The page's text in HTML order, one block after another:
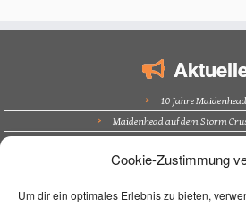
Cookie-Zustimmung
Um dir ein optimales Erlebnis zu bieten,
10 Jahre Maidenhead
Maidenhead auf dem Storm
Altstadtfest Amberg